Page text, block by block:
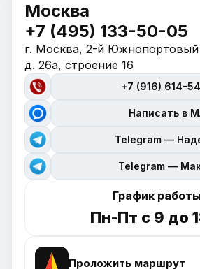
Москва
+7 (495) 133-50-05
г. Москва, 2-й Южнопортовый
д. 26а, строение 16
+7 (916) 614-
Написать в
Telegram —
Telegram —
График работы
Пн-Пт с 9 до
Проложить маршрут